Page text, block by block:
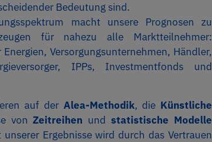
Bedeutung sind.
macht unsere Prognosen zu
für nahezu alle Marktteilnehmer:
Versorgungsunternehmen, Händler,
IPPs, Investmentfonds und
auf der Alea-Methodik, die Künstliche
vonZeitreihen undstatistische Modelle
Ergebnisse wird durch das Vertrauen